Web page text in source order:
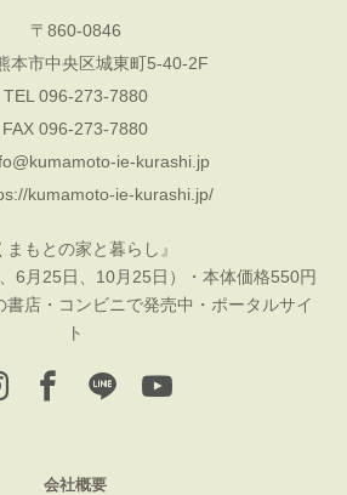
〒860-0846
本市中央区城東町5-40-2F
TEL 096-273-7880
FAX 096-273-7880
ie-kurashi.jp
kumamoto-ie-kurashi.jp/
まもとの家と暮らし』
6月25日、10月25日）・本体価格550円
店・コンビニで発売中・ポータルサイ
ト
会社概要